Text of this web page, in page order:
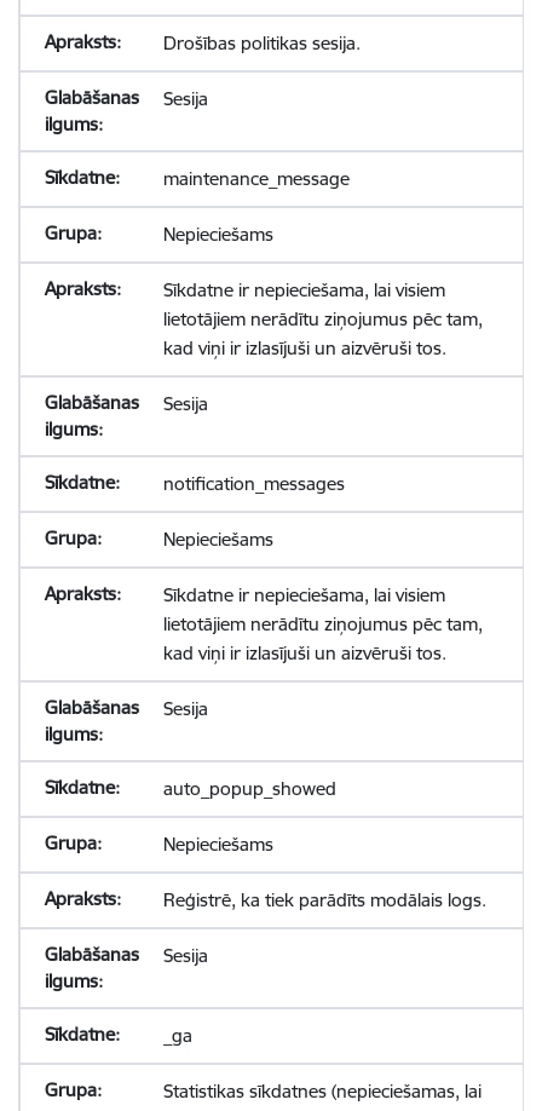
Drošības politikas sesija.
Sesija
maintenance_message
Nepieciešams
Sīkdatne ir nepieciešama, lai visiem
lietotājiem nerādītu ziņojumus pēc tam,
kad viņi ir izlasījuši un aizvēruši tos.
Sesija
notification_messages
Nepieciešams
Sīkdatne ir nepieciešama, lai visiem
lietotājiem nerādītu ziņojumus pēc tam,
kad viņi ir izlasījuši un aizvēruši tos.
Sesija
auto_popup_showed
Nepieciešams
Reģistrē, ka tiek parādīts modālais logs.
Sesija
_ga
Statistikas sīkdatnes (nepieciešamas, lai